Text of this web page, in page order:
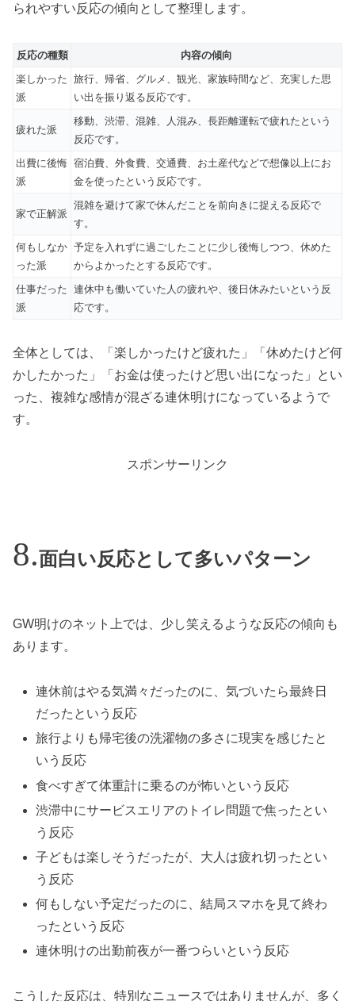
られやすい反応の傾向として整理します。
反応の種類
内容の傾向
楽しかった
派
旅行、帰省、グルメ、観光、家族時間など、充実した思
い出を振り返る反応です。
疲れた派
移動、渋滞、混雑、人混み、長距離運転で疲れたという
反応です。
出費に後悔
派
宿泊費、外食費、交通費、お土産代などで想像以上にお
金を使ったという反応です。
家で正解派
混雑を避けて家で休んだことを前向きに捉える反応で
す。
何もしなか
った派
予定を入れずに過ごしたことに少し後悔しつつ、休めた
からよかったとする反応です。
仕事だった
派
連休中も働いていた人の疲れや、後日休みたいという反
応です。
全体としては、「楽しかったけど疲れた」「休めたけど何
かしたかった」「お金は使ったけど思い出になった」とい
った、複雑な感情が混ざる連休明けになっているようで
す。
スポンサーリンク
面白い反応として多いパターン
GW明けのネット上では、少し笑えるような反応の傾向も
あります。
連休前はやる気満々だったのに、気づいたら最終日
だったという反応
旅行よりも帰宅後の洗濯物の多さに現実を感じたと
いう反応
食べすぎて体重計に乗るのが怖いという反応
渋滞中にサービスエリアのトイレ問題で焦ったとい
う反応
子どもは楽しそうだったが、大人は疲れ切ったとい
う反応
何もしない予定だったのに、結局スマホを見て終わ
ったという反応
連休明けの出勤前夜が一番つらいという反応
こうした反応は、特別なニュースではありませんが、多く